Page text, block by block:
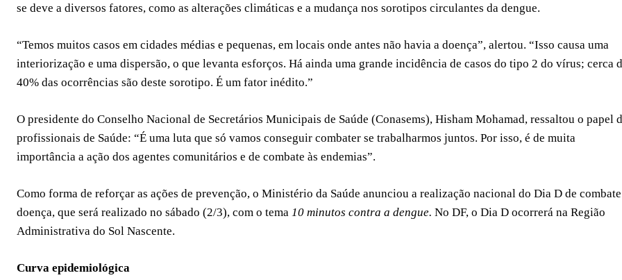
se deve a diversos fatores, como as alterações climáticas e a mudança nos sorotipos circulantes da dengue.
“Temos muitos casos em cidades médias e pequenas, em locais onde antes não havia a doença”, alertou. “Isso causa uma
interiorização e uma dispersão, o que levanta esforços. Há ainda uma grande incidência de casos do tipo 2 do vírus; cerca
40% das ocorrências são deste sorotipo. É um fator inédito.”
O presidente do Conselho Nacional de Secretários Municipais de Saúde (Conasems), Hisham Mohamad, ressaltou o papel
profissionais de Saúde: “É uma luta que só vamos conseguir combater se trabalharmos juntos. Por isso, é de muita
importância a ação dos agentes comunitários e de combate às endemias”.
Como forma de reforçar as ações de prevenção, o Ministério da Saúde anunciou a realização nacional do Dia D de combate
doença, que será realizado no sábado (2/3), com o tema 10 minutos contra a dengue. No DF, o Dia D ocorrerá na Região
Administrativa do Sol Nascente.
Curva epidemiológica